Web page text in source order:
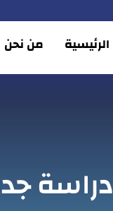
الرئيسية من نحن
دراسة